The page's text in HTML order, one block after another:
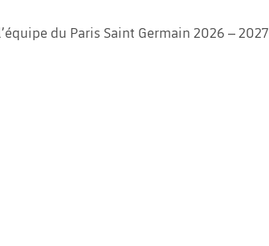
du Paris Saint Germain 2026 – 2027